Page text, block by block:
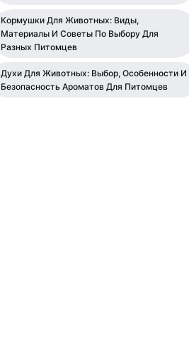
Кормушки Для Животных: Виды,
Материалы И Советы По Выбору Для
Разных Питомцев
Духи Для Животных: Выбор, Особенности И
Безопасность Ароматов Для Питомцев